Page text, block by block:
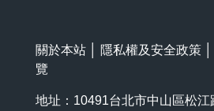
關於本站 隱私權及安全政策
覽
地址：10491台北市中山區松江